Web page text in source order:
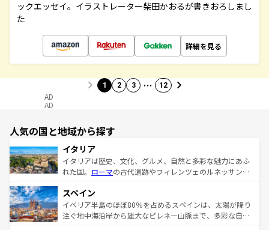
ックエッセイ。イラストレーター柴田かおるが書きおろしまし
た
詳細を見る
1 2 3 … 12
AD
AD
人気の国と地域から探す
イタリア
イタリアは歴史、文化、グルメ、自然と多彩な魅力にあふ
れた国。 ローマの古代遺跡やフィレンツェのルネッサンス
ろん、トスカーナの美しい田園風景やアマルフィ海岸の絶
景など、自然景観も見逃せない。観光の合間には、本場の
ピザやパスタなど、絶品のイタリア料理を堪能することも
スペイン
イベリア半島のほぼ80％を占めるスペインは、太陽が降り
注ぐ地中海沿岸から雄大なピレネー山脈まで、多彩な自然